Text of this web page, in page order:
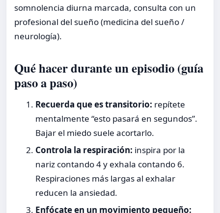
somnolencia diurna marcada, consulta con un
profesional del sueño (medicina del sueño /
neurología).
Qué hacer durante un episodio (guía
paso a paso)
Recuerda que es transitorio: repítete
mentalmente “esto pasará en segundos”.
Bajar el miedo suele acortarlo.
Controla la respiración: inspira por la
nariz contando 4 y exhala contando 6.
Respiraciones más largas al exhalar
reducen la ansiedad.
Enfócate en un movimiento pequeño: